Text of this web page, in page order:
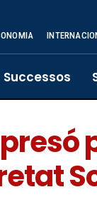
Successos